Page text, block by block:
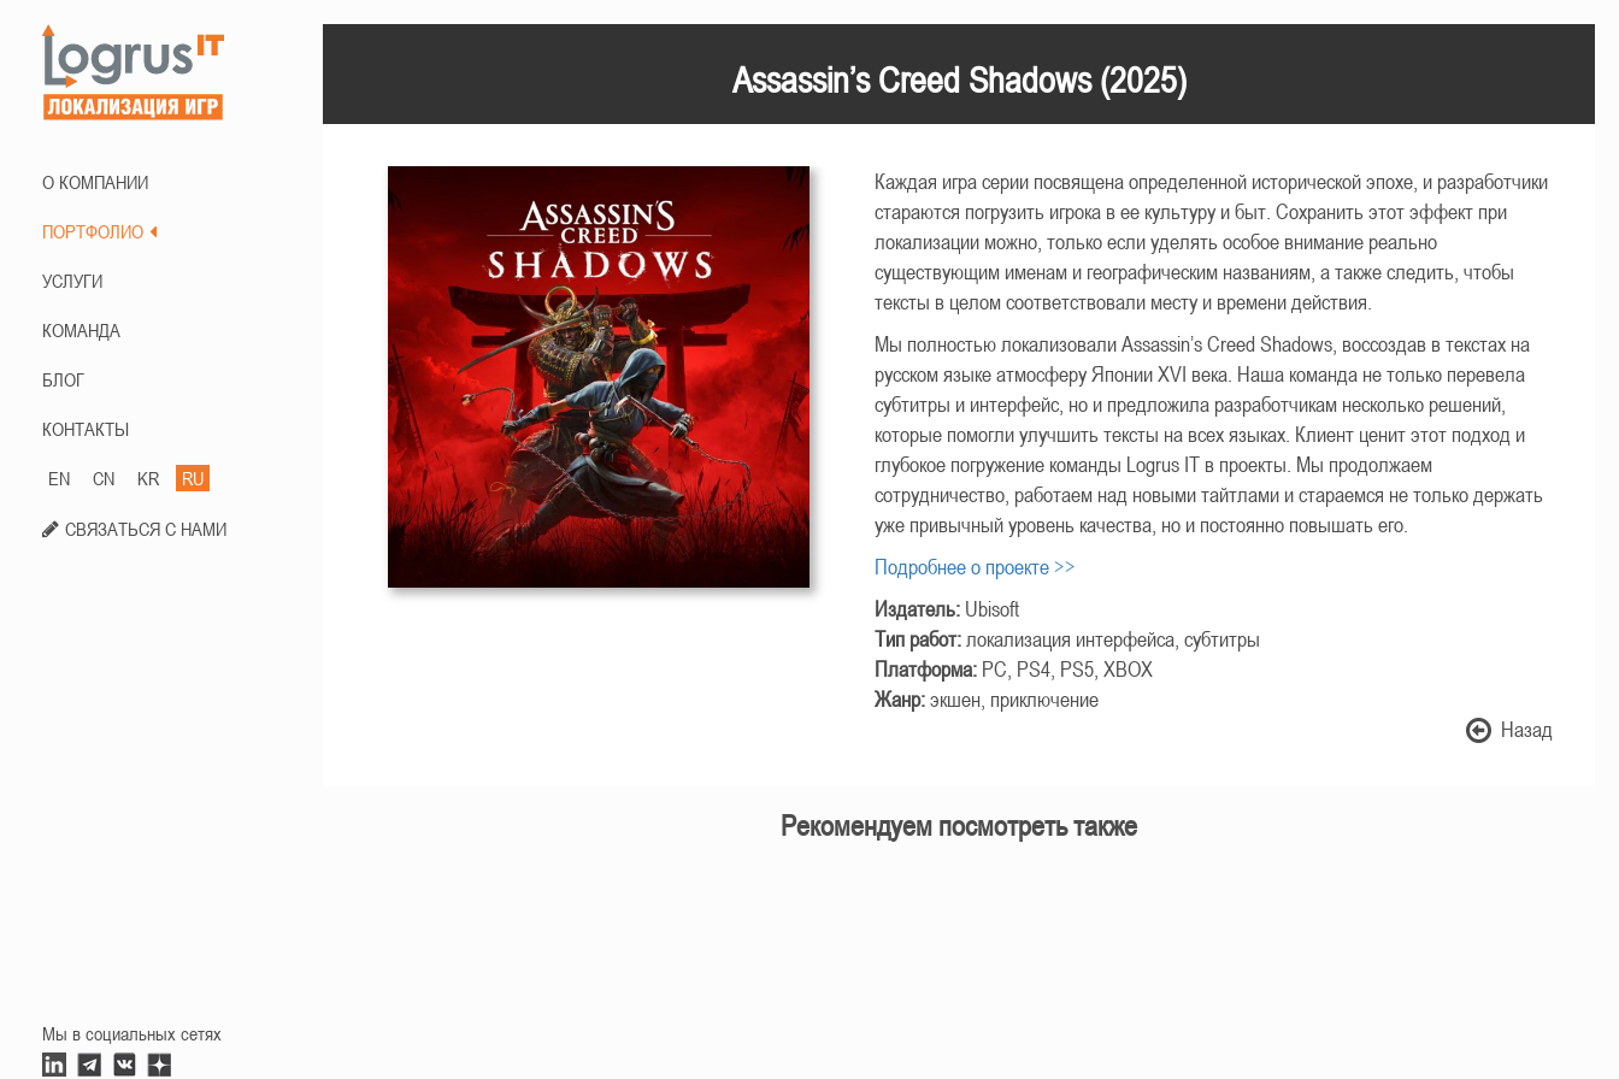
О КОМПАНИИ
ПОРТФОЛИО
УСЛУГИ
КОМАНДА
БЛОГ
КОНТАКТЫ
EN CN KR RU
СВЯЗАТЬСЯ С НАМИ
Мы в социальных сетях
Assassin’s Creed Shadows (2025)
Каждая игра серии посвящена определенной исторической эпохе, и разработчики
стараются погрузить игрока в ее культуру и быт. Сохранить этот эффект при
локализации можно, только если уделять особое внимание реально
существующим именам и географическим названиям, а также следить, чтобы
тексты в целом соответствовали месту и времени действия.
Мы полностью локализовали Assassin’s Creed Shadows, воссоздав в текстах на
русском языке атмосферу Японии XVI века. Наша команда не только перевела
субтитры и интерфейс, но и предложила разработчикам несколько решений,
которые помогли улучшить тексты на всех языках. Клиент ценит этот подход и
глубокое погружение команды Logrus IT в проекты. Мы продолжаем
сотрудничество, работаем над новыми тайтлами и стараемся не только держать
уже привычный уровень качества, но и постоянно повышать его.
Подробнее о проекте >>
Издатель:Ubisoft
Тип работ:локализация интерфейса, субтитры
Платформа:PC, PS4, PS5, XBOX
Жанр:экшен, приключение
Назад
Рекомендуем посмотреть также